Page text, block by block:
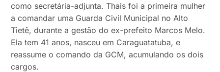
como secretária-adjunta. Thais foi a primeira mulher
a comandar uma Guarda Civil Municipal no Alto
Tietê, durante a gestão do ex-prefeito Marcos Melo.
Ela tem 41 anos, nasceu em Caraguatatuba, e
reassume o comando da GCM, acumulando os dois
cargos.